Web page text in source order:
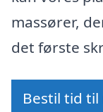
massører,
det første
Bestil tid til